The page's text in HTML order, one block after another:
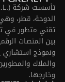
الدوحة، قطر،
تقني متطور في
بين المنصات
ونموذج استشاري
والملاك
وخارجها.